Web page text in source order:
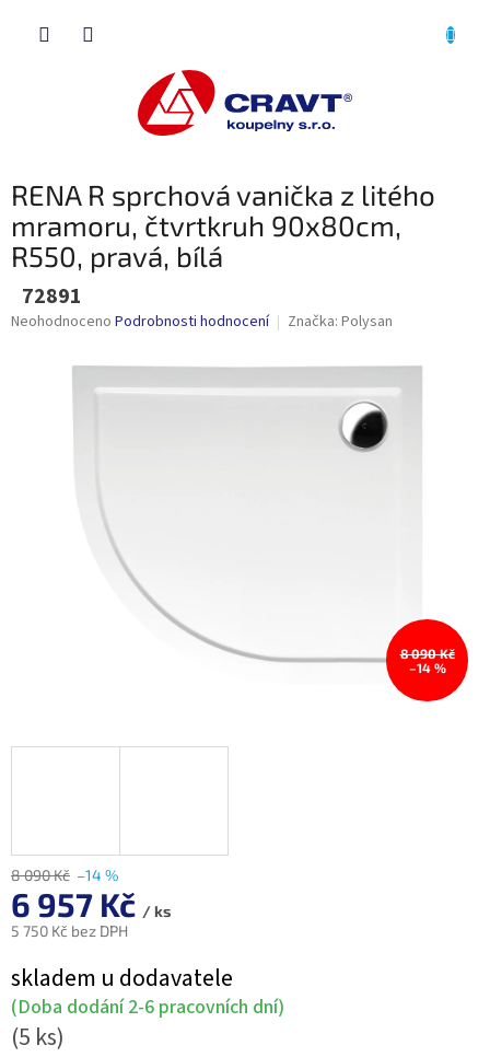
RENA R sprchová vanička z litého
mramoru, čtvrtkruh 90x80cm,
R550, pravá, bílá
72891
Průměrné
Neohodnoceno Podrobnosti hodnocení Značka: Polysan
8 090 Kč
–14 %
8 090 Kč –14 %
6 957 Kč / ks
5 750 Kč bez DPH
cena:
skladem u dodavatele
(Doba dodání 2-6 pracovních dní)
(5 ks)